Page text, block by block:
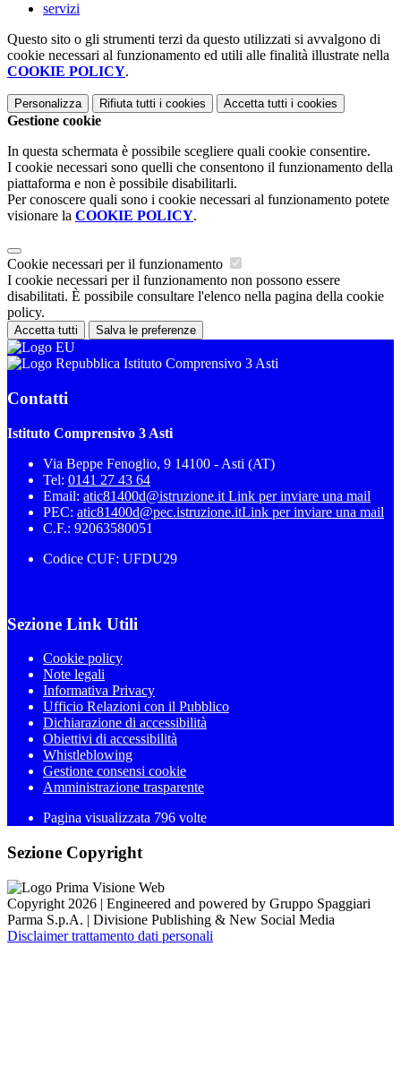
servizi
Questo sito o gli strumenti terzi da questo utilizzati si avvalgono di
cookie necessari al funzionamento ed utili alle finalità illustrate nella
COOKIE POLICY.
Personalizza Rifiuta tutti i cookies Accetta tutti i cookies
Gestione cookie
In questa schermata è possibile scegliere quali cookie consentire.
I cookie necessari sono quelli che consentono il funzionamento della
piattaforma e non è possibile disabilitarli.
Per conoscere quali sono i cookie necessari al funzionamento potete
visionare la COOKIE POLICY.
Cookie necessari per il funzionamento
I cookie necessari per il funzionamento non possono essere
disabilitati. È possibile consultare l'elenco nella pagina della cookie
policy.
Accetta tutti Salva le preferenze
Istituto Comprensivo 3 Asti
Contatti
Istituto Comprensivo 3 Asti
Via Beppe Fenoglio, 9 14100 - Asti (AT)
Tel: 0141 27 43 64
Email: atic81400d@istruzione.it Link per inviare una mail
PEC: atic81400d@pec.istruzione.itLink per inviare una mail
C.F.: 92063580051
Codice CUF: UFDU29
Sezione Link Utili
Cookie policy
Note legali
Informativa Privacy
Ufficio Relazioni con il Pubblico
Dichiarazione di accessibilità
Obiettivi di accessibilità
Whistleblowing
Gestione consensi cookie
Amministrazione trasparente
Pagina visualizzata 796 volte
Sezione Copyright
Copyright 2026 | Engineered and powered by Gruppo Spaggiari
Parma S.p.A. | Divisione Publishing & New Social Media
Disclaimer trattamento dati personali